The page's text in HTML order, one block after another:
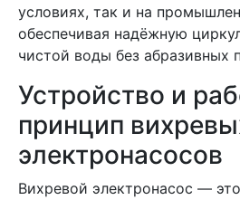
условиях, так и на
обеспечивая надёжную
чистой воды без абразивных
Устройство и
принцип
электронасосов
Вихревой электронасос —